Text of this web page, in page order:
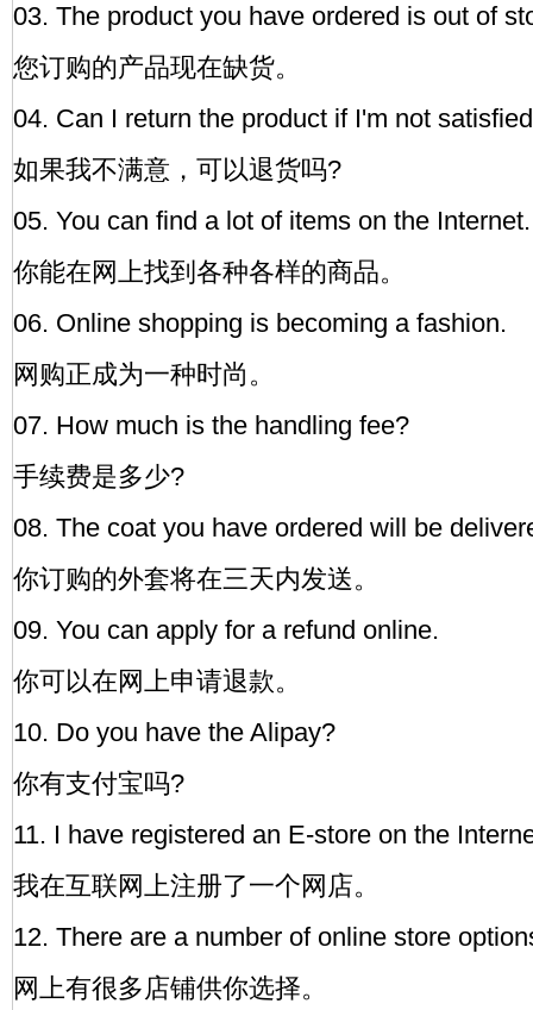
03. The product you have ordered is out of
您订购的产品现在缺货。
04. Can I return the product if I'm not
如果我不满意，可以退货吗?
05. You can find a lot of items on the Internet.
你能在网上找到各种各样的商品。
06. Online shopping is becoming a fashion.
网购正成为一种时尚。
07. How much is the handling fee?
手续费是多少?
08. The coat you have ordered will be
你订购的外套将在三天内发送。
09. You can apply for a refund online.
你可以在网上申请退款。
10. Do you have the Alipay?
你有支付宝吗?
11. I have registered an E-store on the
我在互联网上注册了一个网店。
12. There are a number of online store
网上有很多店铺供你选择。